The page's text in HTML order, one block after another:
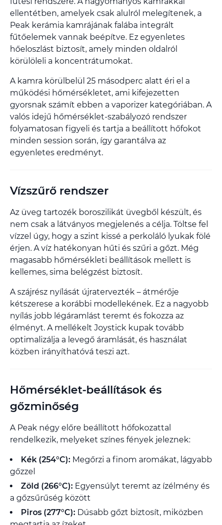
ellentétben, amelyek csak alulról melegítenek, a
Peak kerámia kamrájának falába integrált
fűtőelemek vannak beépítve. Ez egyenletes
hőeloszlást biztosít, amely minden oldalról
körülöleli a koncentrátumokat.
A kamra körülbelül 25 másodperc alatt éri el a
működési hőmérsékletet, ami kifejezetten
gyorsnak számít ebben a vaporizer kategóriában. A
valós idejű hőmérséklet-szabályozó rendszer
folyamatosan figyeli és tartja a beállított hőfokot
minden session során, így garantálva az
egyenletes eredményt.
Vízszűrő rendszer
Az üveg tartozék boroszilikát üvegből készült, és
nem csak a látványos megjelenés a célja. Töltse fel
vízzel úgy, hogy a szint kissé a perkoláló lyukak fölé
érjen. A víz hatékonyan hűti és szűri a gőzt. Még
magasabb hőmérsékleti beállítások mellett is
kellemes, sima belégzést biztosít.
A szájrész nyílását újratervezték – átmérője
kétszerese a korábbi modellekének. Ez a nagyobb
nyílás jobb légáramlást teremt és fokozza az
élményt. A mellékelt Joystick kupak tovább
optimalizálja a levegő áramlását, és használat
közben irányíthatóvá teszi azt.
Hőmérséklet-beállítások és
gőzminőség
A Peak négy előre beállított hőfokozattal
rendelkezik, melyeket színes fények jeleznek:
Kék (254°C): Megőrzi a finom aromákat, lágyabb
gőzzel
Zöld (266°C): Egyensúlyt teremt az ízélmény és
a gőzsűrűség között
Piros (277°C): Dúsabb gőzt biztosít, miközben